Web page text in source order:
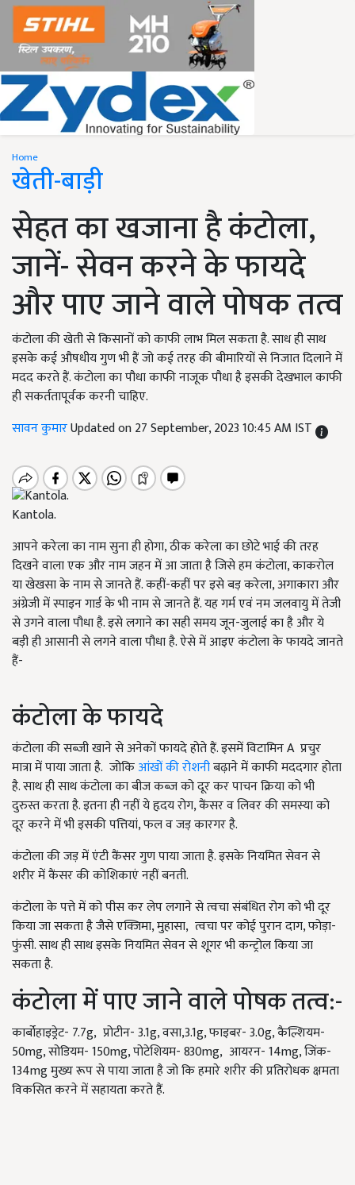
Home
खेती-बाड़ी
सेहत का खजाना है कंटोला,
जानें- सेवन करने के फायदे
और पाए जाने वाले पोषक तत्व
कंटोला की खेती से किसानों को काफी लाभ मिल सकता है. साध ही साथ
इसके कई औषधीय गुण भी हैं जो कई तरह की बीमारियों से निजात दिलाने में
मदद करते हैं. कंटोला का पौधा काफी नाजूक पौधा है इसकी देखभाल काफी
ही सकर्ततापूर्वक करनी चाहिए.
सावन कुमारUpdated on 27 September, 2023 10:45 AM IST
Kantola.
आपने करेला का नाम सुना ही होगा, ठीक करेला का छोटे भाई की तरह
दिखने वाला एक और नाम जहन में आ जाता है जिसे हम कंटोला, काकरोल
या खेखसा के नाम से जानते हैं. कहीं-कहीं पर इसे बड़ करेला, अगाकारा और
अंग्रेजी में स्पाइन गार्ड के भी नाम से जानते हैं. यह गर्म एवं नम जलवायु में तेजी
से उगने वाला पौधा है. इसे लगाने का सही समय जून-जुलाई का है और ये
बड़ी ही आसानी से लगने वाला पौधा है. ऐसे में आइए कंटोला के फायदे जानते
हैं-
कंटोला के फायदे
कंटोला की सब्जी खाने से अनेकों फायदे होते हैं. इसमें विटामिन A प्रचुर
मात्रा में पाया जाता है. जोकिआंखों की रोशनीबढ़ाने में काफी मददगार होता
है. साथ ही साथ कंटोला का बीज कब्ज को दूर कर पाचन क्रिया को भी
दुरुस्त करता है. इतना ही नहीं ये हृदय रोग, कैंसर व लिवर की समस्या को
दूर करने में भी इसकी पत्तियां, फल व जड़ कारगर है.
कंटोला की जड़ में एंटी कैंसर गुण पाया जाता है. इसके नियमित सेवन से
शरीर में कैंसर की कोशिकाएं नहीं बनती.
कंटोला के पत्ते में को पीस कर लेप लगाने से त्वचा संबंधित रोग को भी दूर
किया जा सकता है जैसे एक्जिमा, मुहासा, त्वचा पर कोई पुरान दाग, फोड़ा-
फुंसी. साथ ही साथ इसके नियमित सेवन से शूगर भी कन्ट्रोल किया जा
सकता है.
कंटोला में पाए जाने वाले पोषक तत्व:-
कार्बोहाइड्रेट- 7.7g, प्रोटीन- 3.1g, वसा,3.1g, फाइबर- 3.0g, कैल्शियम-
50mg, सोडियम- 150mg, पोटेशियम- 830mg, आयरन- 14mg, जिंक-
134mg मुख्य रूप से पाया जाता है जो कि हमारे शरीर की प्रतिरोधक क्षमता
विकसित करने में सहायता करते हैं.